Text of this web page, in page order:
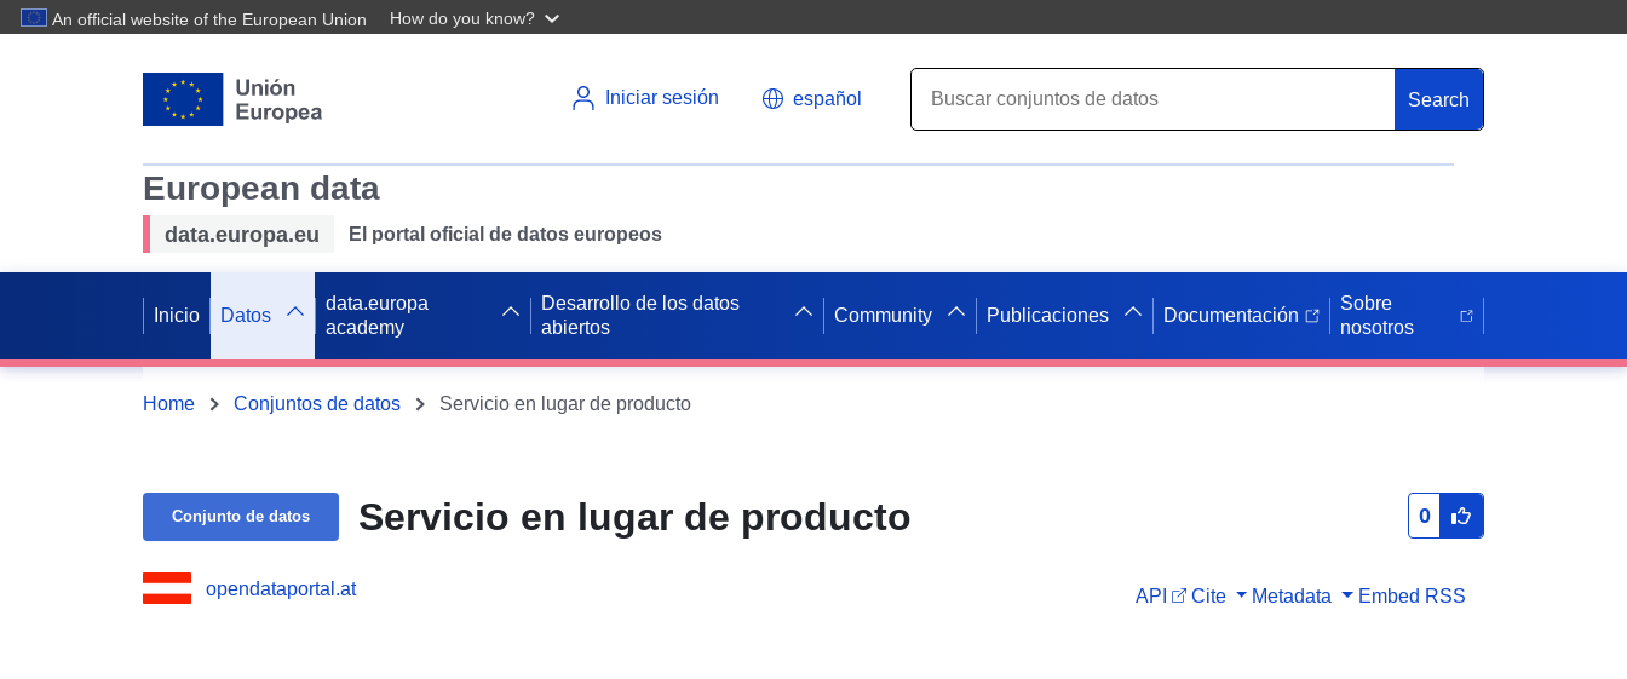
An official website of the European Union How do you know?
Iniciar sesión español Search
European data
data.europa.eu El portal oficial de datos europeos
Inicio Datos
data.europa
academy
Desarrollo de los datos
abiertos
Community Publicaciones Documentación
Sobre
nosotros
Home Conjuntos de datos Servicio en lugar de producto
Conjunto de datos Servicio en lugar de producto 0
opendataportal.at API Cite Metadata Embed RSS